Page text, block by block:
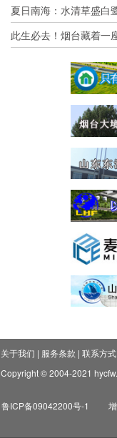
夏日南海：水清草盛白
此生必去！烟台藏着一
关于我们 | 服务条款 | 联系方式
Copyright © 2004-2021
鲁ICP备09042200号-1